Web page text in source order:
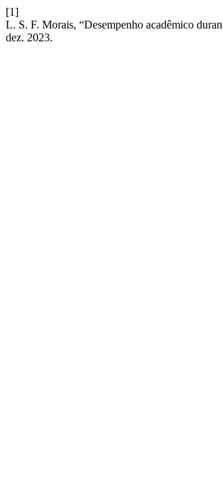
[1]
L. S. F. Morais, “Desempenho acadêmico
dez. 2023.